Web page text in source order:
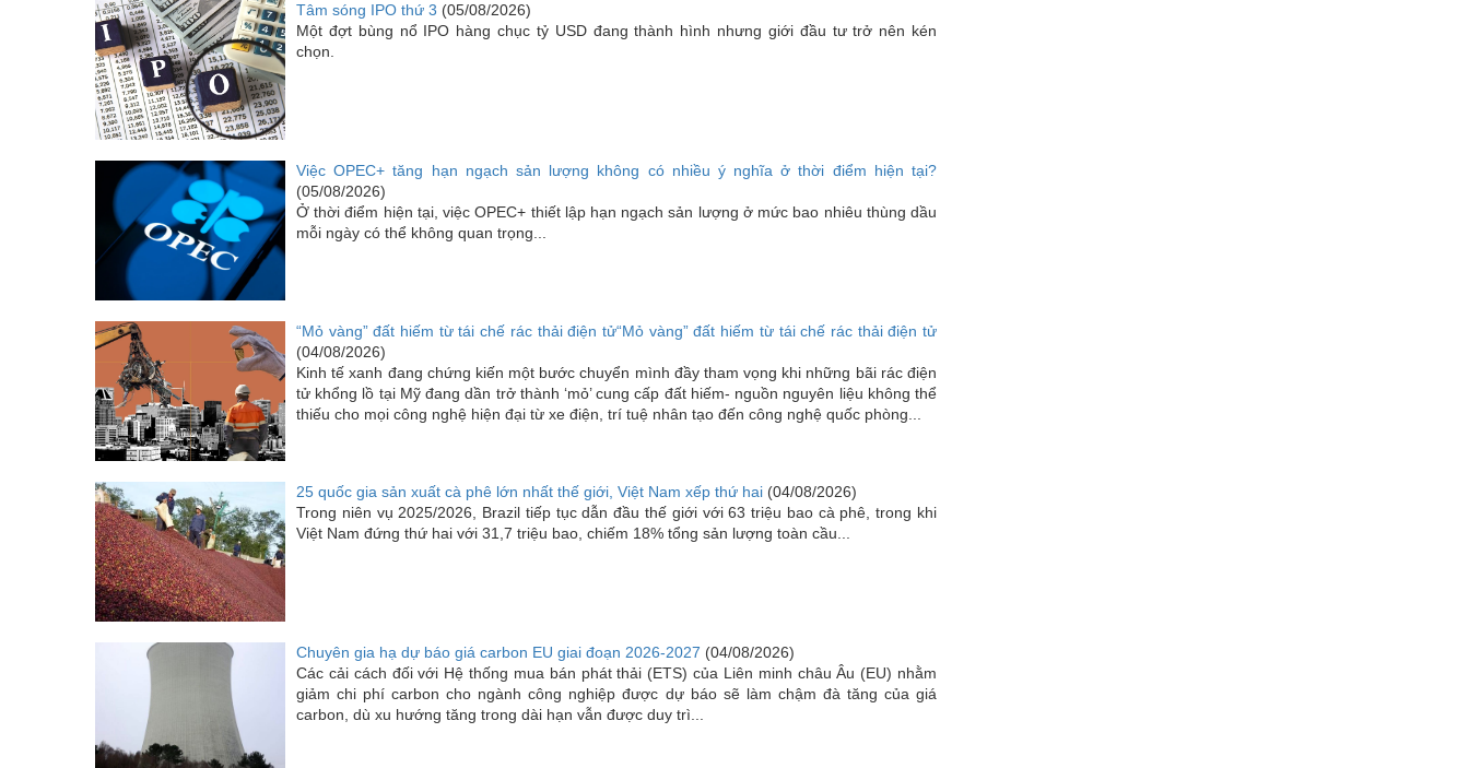
Tâm sóng IPO thứ 3 (05/08/2026)
Một đợt bùng nổ IPO hàng chục tỷ USD đang thành hình nhưng giới đầu tư trở nên kén
chọn.
Việc OPEC+ tăng hạn ngạch sản lượng không có nhiều ý nghĩa ở thời điểm hiện tại?
(05/08/2026)
Ở thời điểm hiện tại, việc OPEC+ thiết lập hạn ngạch sản lượng ở mức bao nhiêu thùng dầu
mỗi ngày có thể không quan trọng...
“Mỏ vàng” đất hiếm từ tái chế rác thải điện tử“Mỏ vàng” đất hiếm từ tái chế rác thải điện tử
(04/08/2026)
Kinh tế xanh đang chứng kiến một bước chuyển mình đầy tham vọng khi những bãi rác điện
tử khổng lồ tại Mỹ đang dần trở thành ‘mỏ’ cung cấp đất hiếm- nguồn nguyên liệu không thể
thiếu cho mọi công nghệ hiện đại từ xe điện, trí tuệ nhân tạo đến công nghệ quốc phòng...
25 quốc gia sản xuất cà phê lớn nhất thế giới, Việt Nam xếp thứ hai (04/08/2026)
Trong niên vụ 2025/2026, Brazil tiếp tục dẫn đầu thế giới với 63 triệu bao cà phê, trong khi
Việt Nam đứng thứ hai với 31,7 triệu bao, chiếm 18% tổng sản lượng toàn cầu...
Chuyên gia hạ dự báo giá carbon EU giai đoạn 2026-2027 (04/08/2026)
Các cải cách đối với Hệ thống mua bán phát thải (ETS) của Liên minh châu Âu (EU) nhằm
giảm chi phí carbon cho ngành công nghiệp được dự báo sẽ làm chậm đà tăng của giá
carbon, dù xu hướng tăng trong dài hạn vẫn được duy trì...